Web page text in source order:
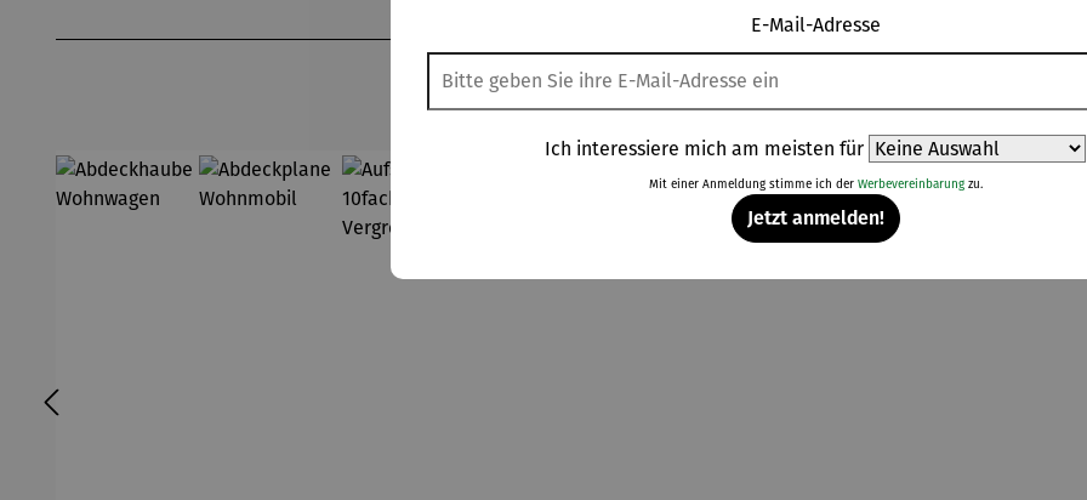
Topseller aus der Kategorie Freizeit & Gesundheit
E-Mail-Adresse
Ich interessiere mich am meisten für
Mit einer Anmeldung stimme ich der Werbevereinbarungzu.
Jetzt anmelden!